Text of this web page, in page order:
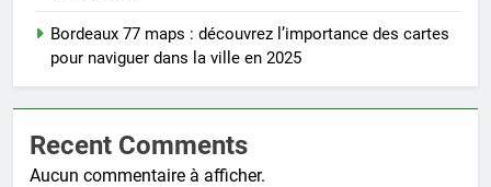
Bordeaux 77 maps : découvrez l’importance des cartes
pour naviguer dans la ville en 2025
Recent Comments
Aucun commentaire à afficher.